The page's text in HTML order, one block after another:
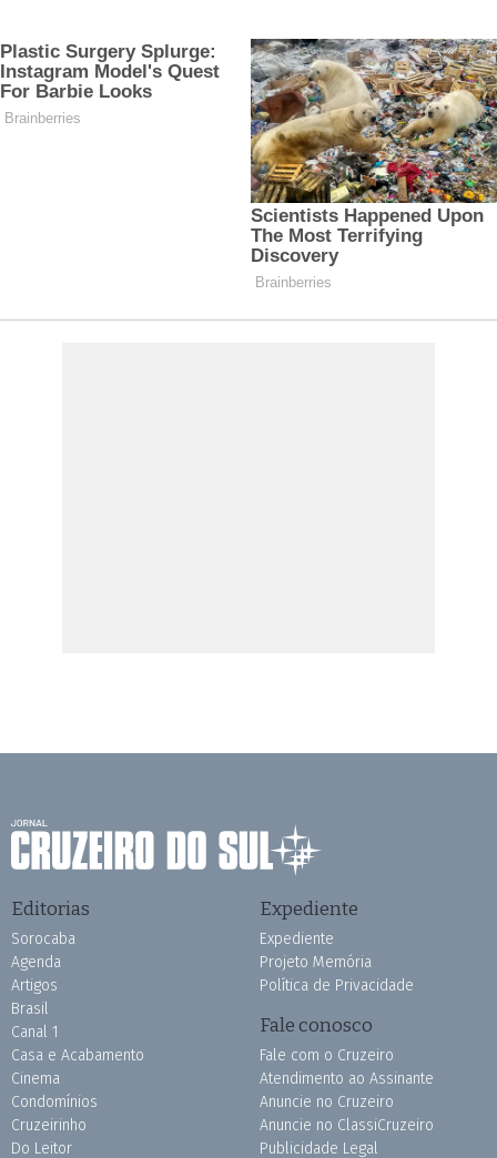
Editorias
Sorocaba
Agenda
Artigos
Brasil
Canal 1
Casa e Acabamento
Cinema
Condomínios
Cruzeirinho
Do Leitor
Expediente
Expediente
Projeto Memória
Política de Privacidade
Fale conosco
Fale com o Cruzeiro
Atendimento ao Assinante
Anuncie no Cruzeiro
Anuncie no ClassiCruzeiro
Publicidade Legal